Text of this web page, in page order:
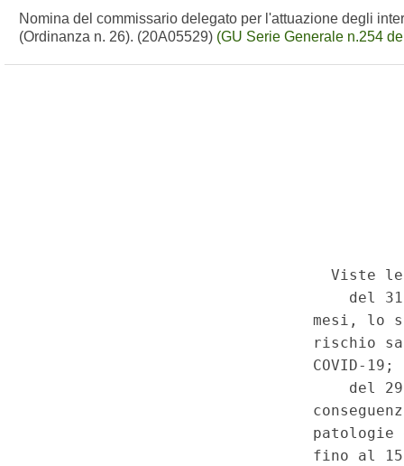
Nomina del commissario delegato per l'attuazione degli
(Ordinanza n. 26). (20A05529) (GU Serie Generale n.254